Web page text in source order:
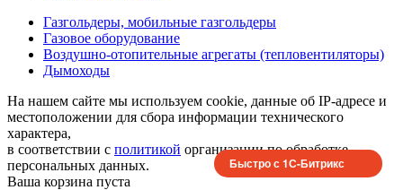
Газгольдеры, мобильные газгольдеры
Газовое оборудование
Воздушно-отопительные агрегаты (тепловентиляторы)
Дымоходы
На нашем сайте мы используем cookie, данные об IP-адресе и
местоположении для сбора информации технического
характера,
в соответствии с политикой организации по обработке
персональных данных.
Ваша корзина пуста
Быстро с 1С-Битрикс